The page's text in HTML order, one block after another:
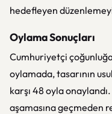
hedefleyen
Oylama Sonuçları
Cumhuriyetçi
oylamada, tasarının
karşı 48 oyla
aşamasına geçmeden